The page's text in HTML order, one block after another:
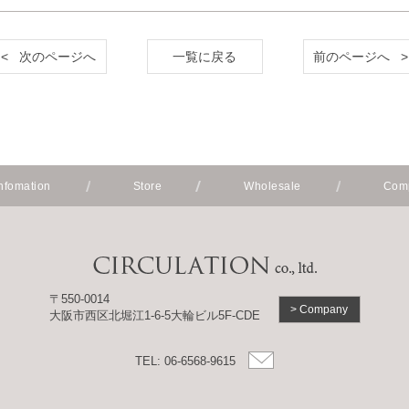
< 次のページへ 一覧に戻る 前のページへ >
Store Wholesale
〒550-0014
大阪市西区北堀江1-6-5大輪ビル5F-CDE
> Company
TEL: 06-6568-9615